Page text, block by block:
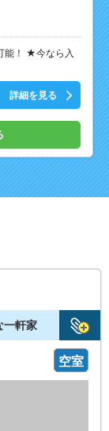
能！ ★今なら入
詳細を見る
一軒家
空室